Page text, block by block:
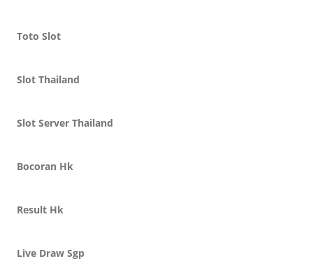
Toto Slot
Slot Thailand
Slot Server Thailand
Bocoran Hk
Result Hk
Live Draw Sgp